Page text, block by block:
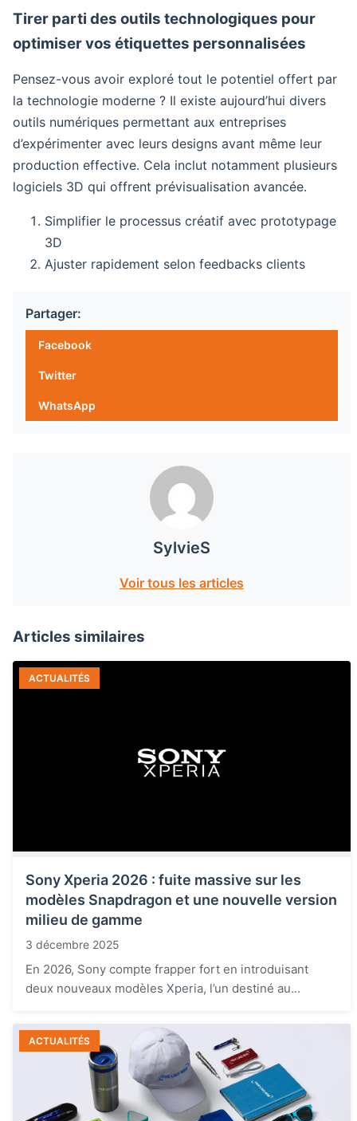
Tirer parti des outils technologiques pour
optimiser vos étiquettes personnalisées
Pensez-vous avoir exploré tout le potentiel offert par
la technologie moderne ? Il existe aujourd’hui divers
outils numériques permettant aux entreprises
d’expérimenter avec leurs designs avant même leur
production effective. Cela inclut notamment plusieurs
logiciels 3D qui offrent prévisualisation avancée.
Simplifier le processus créatif avec prototypage
3D
Ajuster rapidement selon feedbacks clients
Partager:
Facebook
Twitter
WhatsApp
SylvieS
Voir tous les articles
Articles similaires
ACTUALITÉS
Sony Xperia 2026 : fuite massive sur les
modèles Snapdragon et une nouvelle version
milieu de gamme
3 décembre 2025
En 2026, Sony compte frapper fort en introduisant
deux nouveaux modèles Xperia, l’un destiné au...
ACTUALITÉS